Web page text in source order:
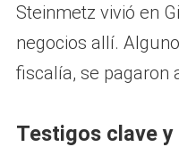
Steinmetz vivió en
negocios allí.
fiscalía, se pagaron
Testigos clave